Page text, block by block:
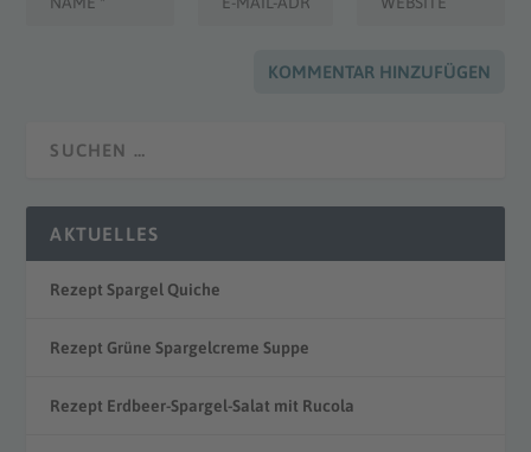
AKTUELLES
Rezept Spargel Quiche
Rezept Grüne Spargelcreme Suppe
Rezept Erdbeer-Spargel-Salat mit Rucola